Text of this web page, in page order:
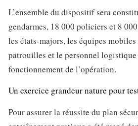
L’ensemble du dispositif sera
gendarmes, 18 000 policiers et 8
les états-majors, les équipes mobiles
patrouilles et le personnel
fonctionnement de l’opération.
Un exercice grandeur nature pour
Pour assurer la réussite du plan